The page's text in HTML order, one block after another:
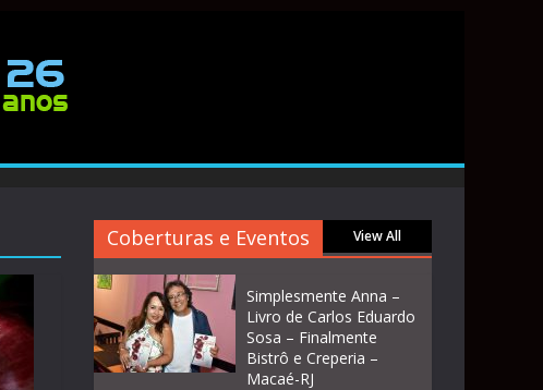
Coberturas e Eventos View All
Simplesmente Anna –
Livro de Carlos Eduardo
Sosa – Finalmente
Bistrô e Creperia –
Macaé-RJ